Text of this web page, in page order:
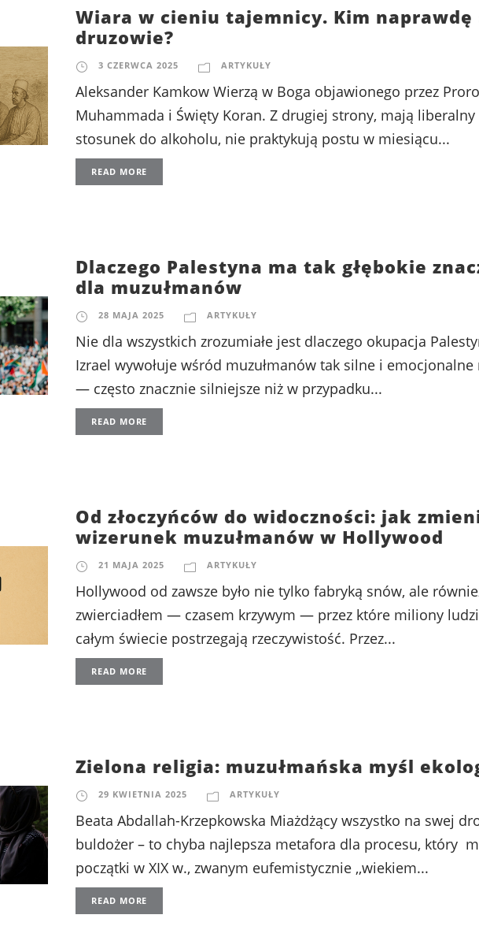
Wiara w cieniu tajemnicy. Kim naprawdę
druzowie?
3 CZERWCA 2025 ARTYKUŁY
Aleksander Kamkow Wierzą w Boga objawionego przez
Muhammada i Święty Koran. Z drugiej strony, mają liberalny
stosunek do alkoholu, nie praktykują postu w miesiącu...
READ MORE
Dlaczego Palestyna ma tak głębokie
dla muzułmanów
28 MAJA 2025 ARTYKUŁY
Nie dla wszystkich zrozumiałe jest dlaczego okupacja
Izrael wywołuje wśród muzułmanów tak silne i emocjonalne
— często znacznie silniejsze niż w przypadku...
READ MORE
Od złoczyńców do widoczności: jak
wizerunek muzułmanów w Hollywood
21 MAJA 2025 ARTYKUŁY
Hollywood od zawsze było nie tylko fabryką snów, ale
zwierciadłem — czasem krzywym — przez które miliony
całym świecie postrzegają rzeczywistość. Przez...
READ MORE
Zielona religia: muzułmańska myśl
29 KWIETNIA 2025 ARTYKUŁY
Beata Abdallah-Krzepkowska Miażdżący wszystko na swej
buldożer – to chyba najlepsza metafora dla procesu, który
początki w XIX w., zwanym eufemistycznie ,,wiekiem...
READ MORE